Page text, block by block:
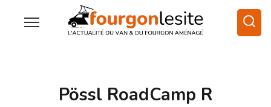
Pössl RoadCamp R